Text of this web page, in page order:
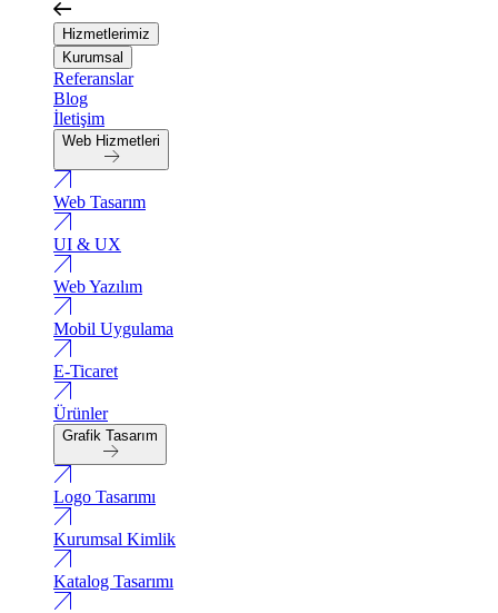
Hizmetlerimiz
Kurumsal
Referanslar
Blog
İletişim
Web Hizmetleri
Web Tasarım
UI & UX
Web Yazılım
Mobil Uygulama
E-Ticaret
Ürünler
Grafik Tasarım
Logo Tasarımı
Kurumsal Kimlik
Katalog Tasarımı